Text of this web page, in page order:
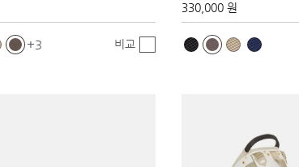
3 비교
330,000 원